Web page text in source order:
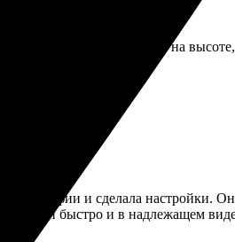
соблюдены. Качество на
фотографии и сделала настройки.
быстро и в надлежащем